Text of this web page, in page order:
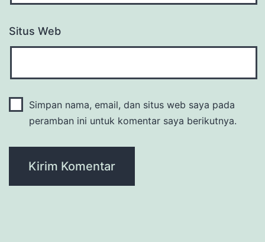
Situs Web
Simpan nama, email, dan situs web saya pada
peramban ini untuk komentar saya berikutnya.